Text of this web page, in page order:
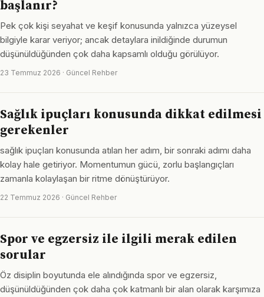
başlanır?
Pek çok kişi seyahat ve keşif konusunda yalnızca yüzeysel
bilgiyle karar veriyor; ancak detaylara inildiğinde durumun
düşünüldüğünden çok daha kapsamlı olduğu görülüyor.
23 Temmuz 2026 · Güncel Rehber
Sağlık ipuçları konusunda dikkat edilmesi
gerekenler
sağlık ipuçları konusunda atılan her adım, bir sonraki adımı daha
kolay hale getiriyor. Momentumun gücü, zorlu başlangıçları
zamanla kolaylaşan bir ritme dönüştürüyor.
22 Temmuz 2026 · Güncel Rehber
Spor ve egzersiz ile ilgili merak edilen
sorular
Öz disiplin boyutunda ele alındığında spor ve egzersiz,
düşünüldüğünden çok daha çok katmanlı bir alan olarak karşımıza